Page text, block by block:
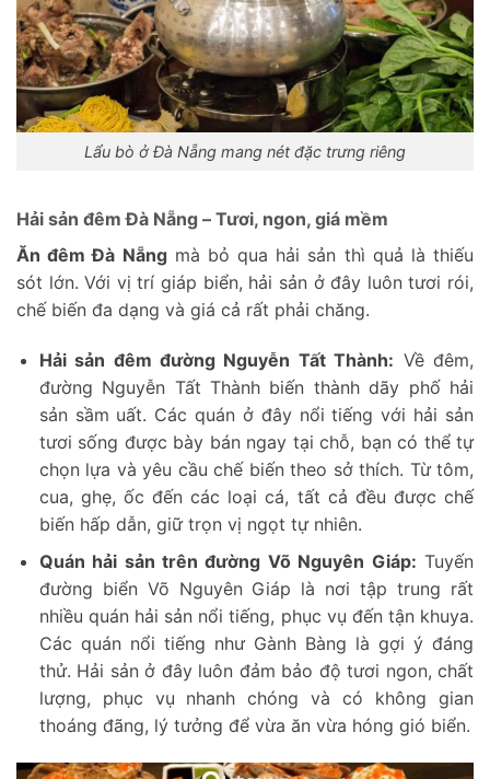
Lẩu bò ở Đà Nẵng mang nét đặc trưng riêng
Hải sản đêm Đà Nẵng – Tươi, ngon, giá mềm
Ăn đêm Đà Nẵngmà bỏ qua hải sản thì quả là thiếu
sót lớn. Với vị trí giáp biển, hải sản ở đây luôn tươi rói,
chế biến đa dạng và giá cả rất phải chăng.
Hải sản đêm đường Nguyễn Tất Thành: Về đêm,
đường Nguyễn Tất Thành biến thành dãy phố hải
sản sầm uất. Các quán ở đây nổi tiếng với hải sản
tươi sống được bày bán ngay tại chỗ, bạn có thể tự
chọn lựa và yêu cầu chế biến theo sở thích. Từ tôm,
cua, ghẹ, ốc đến các loại cá, tất cả đều được chế
biến hấp dẫn, giữ trọn vị ngọt tự nhiên.
Quán hải sản trên đường Võ Nguyên Giáp: Tuyến
đường biển Võ Nguyên Giáp là nơi tập trung rất
nhiều quán hải sản nổi tiếng, phục vụ đến tận khuya.
Các quán nổi tiếng như Gành Bàng là gợi ý đáng
thử. Hải sản ở đây luôn đảm bảo độ tươi ngon, chất
lượng, phục vụ nhanh chóng và có không gian
thoáng đãng, lý tưởng để vừa ăn vừa hóng gió biển.